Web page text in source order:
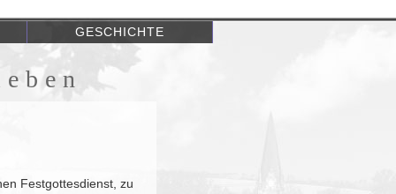
GESCHICHTE
Festgottesdienst, zu